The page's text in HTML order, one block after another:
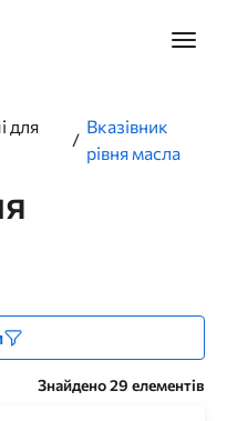
для
Вказівник
рівня масла
Знайдено 29 елементів